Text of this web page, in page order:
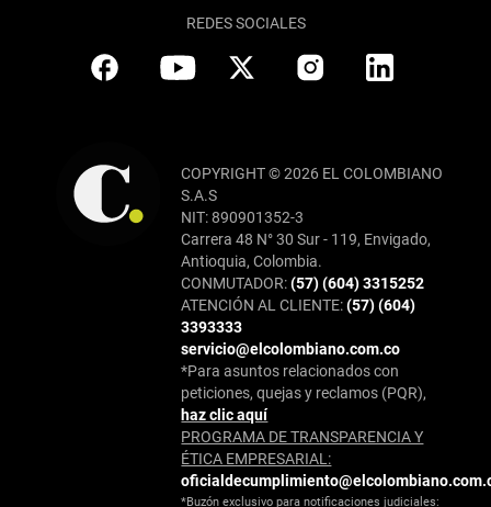
REDES SOCIALES
COPYRIGHT © 2026 EL COLOMBIANO
S.A.S
NIT: 890901352-3
Carrera 48 N° 30 Sur - 119, Envigado,
Antioquia, Colombia.
CONMUTADOR:(57) (604) 3315252
ATENCIÓN AL CLIENTE:(57) (604)
3393333
servicio@elcolombiano.com.co
*Para asuntos relacionados con
peticiones, quejas y reclamos (PQR),
haz clic aquí
PROGRAMA DE TRANSPARENCIA Y
ÉTICA EMPRESARIAL:
*Buzón exclusivo para notificaciones judiciales: